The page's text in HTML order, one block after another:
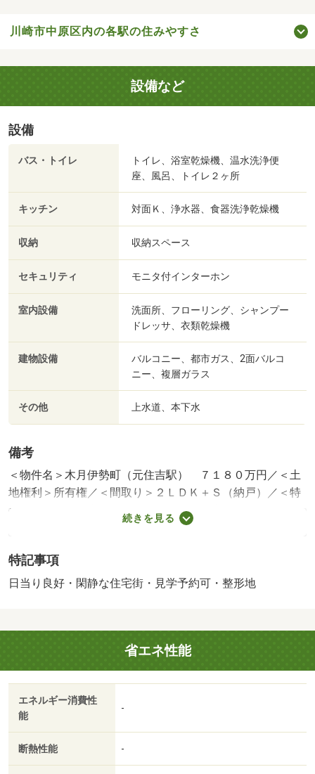
川崎市中原区内の各駅の住みやすさ
設備など
設備
バス・トイレ
トイレ、浴室乾燥機、温水洗浄便
座、風呂、トイレ２ヶ所
キッチン 対面Ｋ、浄水器、食器洗浄乾燥機
収納 収納スペース
セキュリティ モニタ付インターホン
室内設備
洗面所、フローリング、シャンプー
ドレッサ、衣類乾燥機
建物設備
バルコニー、都市ガス、2面バルコ
ニー、複層ガラス
その他 上水道、本下水
備考
＜物件名＞木月伊勢町（元住吉駅） ７１８０万円／＜土
地権利＞所有権／＜間取り＞２ＬＤＫ＋Ｓ（納戸）／＜特
徴＞採光良好！東横線・目黒線の「元住吉」駅徒歩４分！
住環境良好の築浅戸建！、地盤調査済・２沿線以上利用
機
建築確認：有/NO.第ＫＢＩ－ＹＫＨ２２－１０－２０３３
法令等制限：準防火地域、景観地区、高さ最高限度有
続きを見る
特記事項
日当り良好・閑静な住宅街・見学予約可・整形地
省エネ性能
エネルギー消費性
能
-
断熱性能 -